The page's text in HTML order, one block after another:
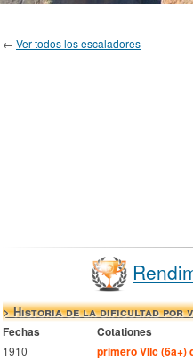
← Ver todos los escaladores
> Historia de la dificultad por
Fechas Cotationes
1910 primero VIIc (6a+)